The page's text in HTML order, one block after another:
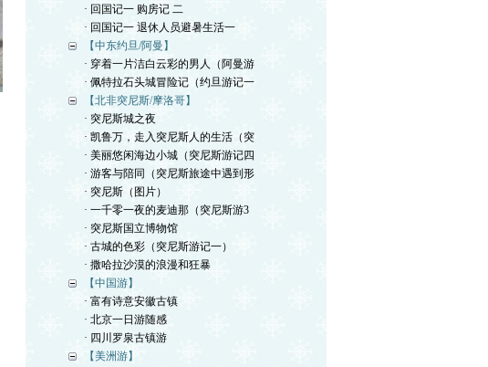
· 回国记一 购房记 二
· 回国记一 退休人员避暑生活一
【中东约旦/阿曼】
· 穿着一片洁白云彩的男人（阿曼游
· 佩特拉石头城冒险记（约旦游记一
【北非突尼斯/摩洛哥】
· 突尼斯城之夜
· 凯鲁万，走入突尼斯人的生活（突
· 美丽悠闲海边小城（突尼斯游记四
· 游客与陪同（突尼斯旅途中遇到形
· 突尼斯（图片）
· 一千零一夜的麦迪那（突尼斯游3
· 突尼斯国立博物馆
· 古城的色彩（突尼斯游记一）
· 撒哈拉沙漠的浪漫和狂暴
【中国游】
· 富有诗意安徽古镇
· 北京一日游随感
· 四川罗泉古镇游
【美洲游】